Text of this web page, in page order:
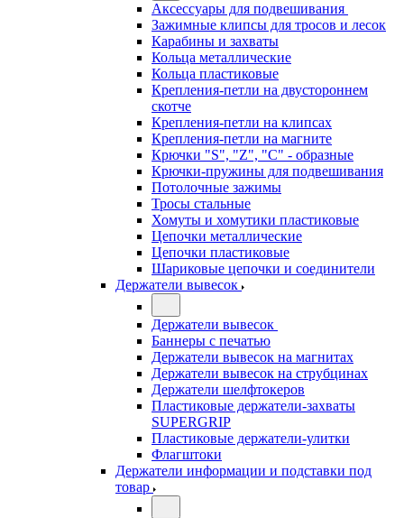
Аксессуары для подвешивания
Зажимные клипсы для тросов и лесок
Карабины и захваты
Кольца металлические
Кольца пластиковые
Крепления-петли на двустороннем
скотче
Крепления-петли на клипсах
Крепления-петли на магните
Крючки "S", "Z", "C" - образные
Крючки-пружины для подвешивания
Потолочные зажимы
Тросы стальные
Хомуты и хомутики пластиковые
Цепочки металлические
Цепочки пластиковые
Шариковые цепочки и соединители
Держатели вывесок
Держатели вывесок
Баннеры с печатью
Держатели вывесок на магнитах
Держатели вывесок на струбцинах
Держатели шелфтокеров
Пластиковые держатели-захваты
SUPERGRIP
Пластиковые держатели-улитки
Флагштоки
Держатели информации и подставки под
товар